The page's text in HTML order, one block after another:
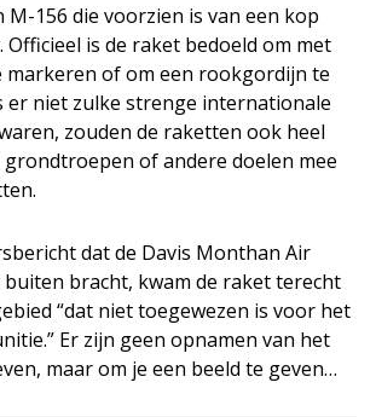
M-156 die voorzien is van een kop
is de raket bedoeld om met
markeren of om een rookgordijn te
er niet zulke strenge internationale
zouden de raketten ook heel
of andere doelen mee
dat de Davis Monthan Air
buiten bracht, kwam de raket terecht
“dat niet toegewezen is voor het
Er zijn geen opnamen van het
maar om je een beeld te geven…